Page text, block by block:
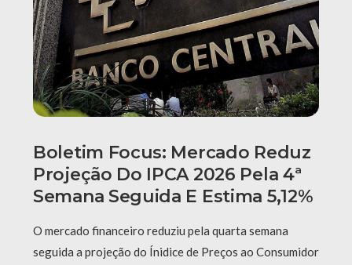
Boletim Focus: Mercado Reduz
Projeção Do IPCA 2026 Pela 4ª
Semana Seguida E Estima 5,12%
O mercado financeiro reduziu pela quarta semana
seguida a projeção do Ínidice de Preços ao Consumidor